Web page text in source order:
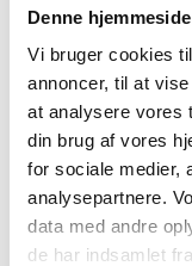
Denne
Vi bruger cookies
annoncer, til at
at analysere vores
din brug af vores
for sociale medier,
analysepartnere.
data med andre
de har indsamlet
“ I
normale
osv. Et liv
medførte
Isaksen,